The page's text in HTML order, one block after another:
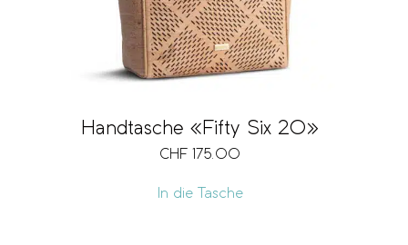
Handtasche «Fifty Six 20»
CHF 175.00
In die Tasche